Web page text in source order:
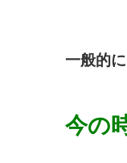
一般的
今の